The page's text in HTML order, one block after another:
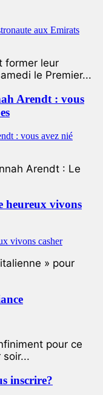
former leur
le Premier...
Arendt : vous
Arendt : Le
heureux vivons
» pour
pour ce
soir...
inscrire?